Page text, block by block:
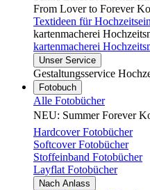
From Lover to Forever
Textideen für
kartenmacherei
kartenmacherei
Unser Service
Gestaltungsservice
Fotobuch
Alle Fotobücher
NEU: Summer Forever
Hardcover Fotobücher
Softcover Fotobücher
Stoffeinband Fotobücher
Layflat Fotobücher
Nach Anlass